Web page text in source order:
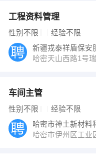
工程资料管理
性别不限 经验不限
哈密天山西路1号
车间主管
性别不限 经验不限
哈密市神土新材料
哈密市伊州区工业